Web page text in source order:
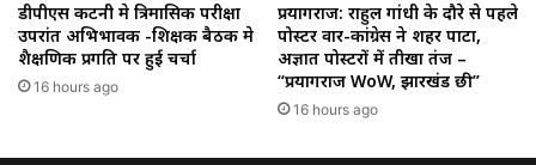
डीपीएस कटनी मे त्रिमासिक परीक्षा
उपरांत अभिभावक -शिक्षक बैठक मे
शैक्षणिक प्रगति पर हुई चर्चा
16 hours ago
प्रयागराज: राहुल गांधी के दौरे से पहले
पोस्टर वार-कांग्रेस ने शहर पाटा,
अज्ञात पोस्टरों में तीखा तंज –
“प्रयागराज WoW, झारखंड छी”
16 hours ago